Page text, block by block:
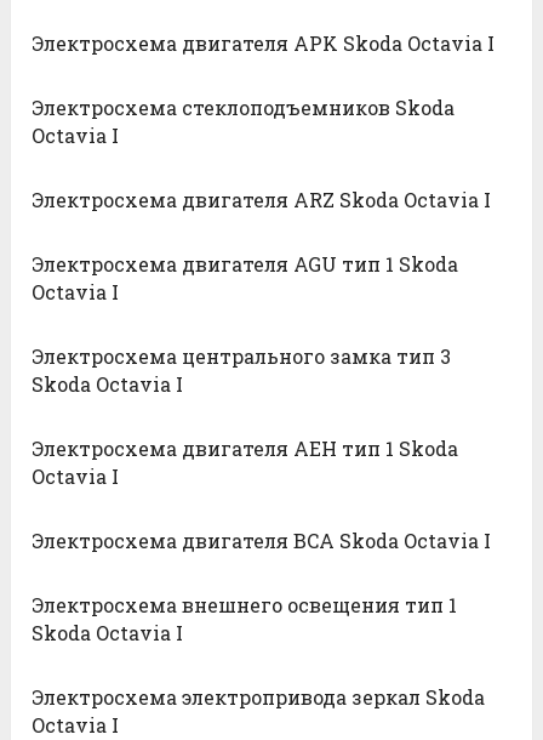
Электросхема двигателя APK Skoda Octavia I
Электросхема стеклоподъемников Skoda
Octavia I
Электросхема двигателя ARZ Skoda Octavia I
Электросхема двигателя AGU тип 1 Skoda
Octavia I
Электросхема центрального замка тип 3
Skoda Octavia I
Электросхема двигателя AEH тип 1 Skoda
Octavia I
Электросхема двигателя BCA Skoda Octavia I
Электросхема внешнего освещения тип 1
Skoda Octavia I
Электросхема электропривода зеркал Skoda
Octavia I